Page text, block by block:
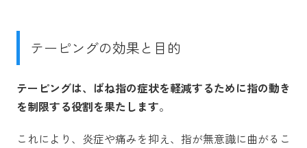
テーピングの効果と目的
テーピングは、ばね指の症状を軽減するために指の動き
を制限する役割を果たします。
これにより、炎症や痛みを抑え、指が無意識に曲がるこ